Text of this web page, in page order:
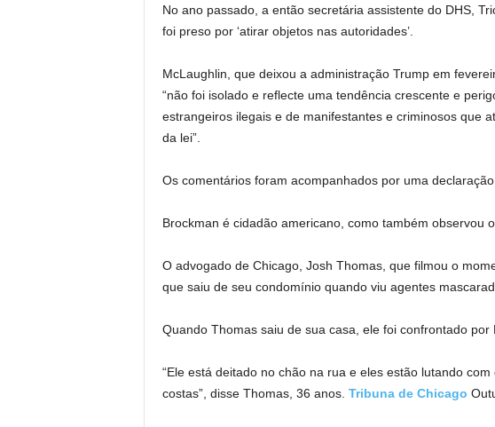
No ano passado, a então secretária assistente do DHS,
foi preso por ‘atirar objetos nas autoridades’.
McLaughlin, que deixou a administração Trump em
“não foi isolado e reflecte uma tendência crescente e
estrangeiros ilegais e de manifestantes e criminosos que
da lei”.
Os comentários foram acompanhados por uma
Brockman é cidadão americano, como também observou
O advogado de Chicago, Josh Thomas, que filmou o
que saiu de seu condomínio quando viu agentes
Quando Thomas saiu de sua casa, ele foi confrontado por
“Ele está deitado no chão na rua e eles estão lutando
costas”, disse Thomas, 36 anos. Tribuna de Chicago